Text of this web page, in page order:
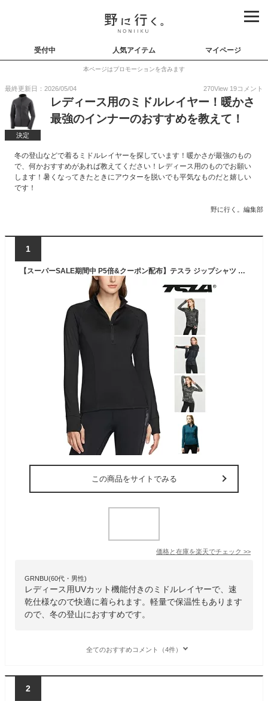
受付中 人気アイテム マイページ
本ページはプロモーションを含みます
最終更新日：2026/05/04 270View 19コメント
決定
レディース用のミドルレイヤー！暖かさ
最強のインナーのおすすめを教えて！
冬の登山などで着るミドルレイヤーを探しています！暖かさが最強のもの
で、何かおすすめがあれば教えてください！レディース用のものでお願い
します！暑くなってきたときにアウターを脱いでも平気なものだと嬉しい
です！
野に行く。編集部
1
【スーパーSALE期間中 P5倍&クーポン配布】テスラ ジップシャツ 長袖 レディース UVカット 速乾 軽量保温 防風 1/4ジップ ハーフジップアップ ミドルレイヤー アウトドア ゴルフ ランニングウェア スポーツウェア TSLA XKZ04/06
この商品をサイトでみる
価格と在庫を楽天でチェック >>
GRNBU(60代・男性)
レディース用UVカット機能付きのミドルレイヤーで、速
乾仕様なので快適に着られます。軽量で保温性もあります
ので、冬の登山におすすめです。
全てのおすすめコメント（4件）
2